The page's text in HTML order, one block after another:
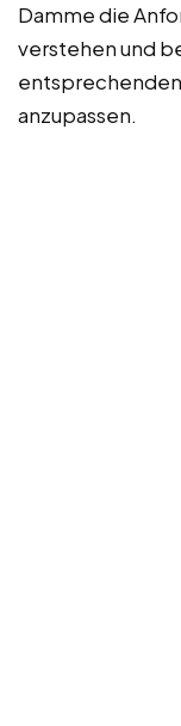
Damme die
verstehen und
anzupassen.